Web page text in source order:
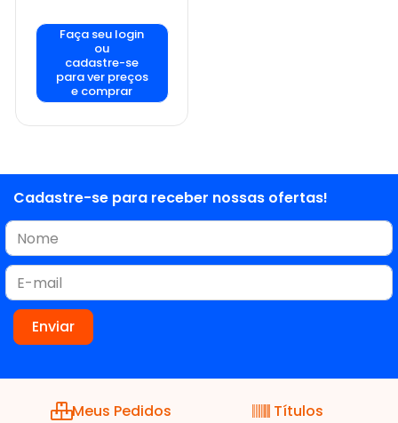
Faça seu login
ou
cadastre-se
para ver preços
e comprar
Cadastre-se para receber nossas ofertas!
Meus Pedidos
Títulos